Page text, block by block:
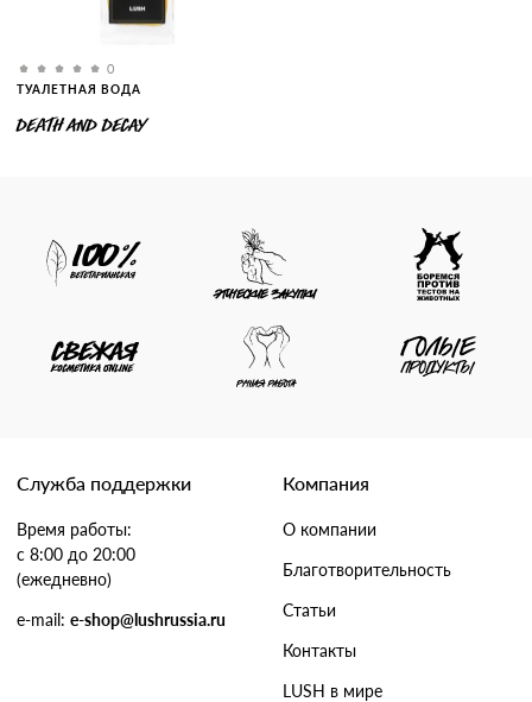
0
ТУАЛЕТНАЯ ВОДА
DEATH AND DECAY
Служба поддержки
Время работы:
с 8:00 до 20:00
(ежедневно)
e-mail: e-shop@lushrussia.ru
Компания
О компании
Благотворительность
Статьи
Контакты
LUSH в мире